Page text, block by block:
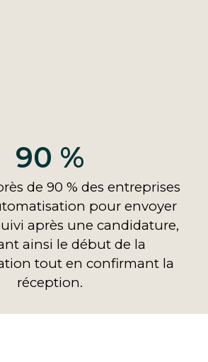
90 %
de 90 % des entreprises
pour envoyer
après une candidature,
ainsi le début de la
tout en confirmant la
réception.